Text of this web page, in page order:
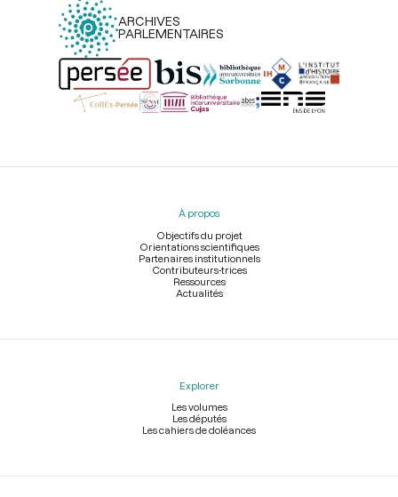
ARCHIVES
PARLEMENTAIRES
Menu
À propos
Objectifs du projet
Orientations scientifiques
Partenaires institutionnels
Contributeurs-trices
Ressources
Actualités
Explorer
Les volumes
Les députés
Les cahiers de doléances